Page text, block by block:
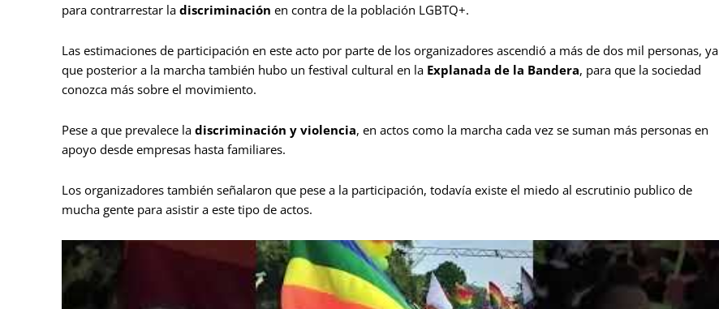
para contrarrestar la discriminación en contra de la población LGBTQ+.
Las estimaciones de participación en este acto por parte de los organizadores ascendió a más de dos mil personas, ya
que posterior a la marcha también hubo un festival cultural en la Explanada de la Bandera, para que la sociedad
conozca más sobre el movimiento.
Pese a que prevalece la discriminación y violencia, en actos como la marcha cada vez se suman más personas en
apoyo desde empresas hasta familiares.
Los organizadores también señalaron que pese a la participación, todavía existe el miedo al escrutinio publico de
mucha gente para asistir a este tipo de actos.